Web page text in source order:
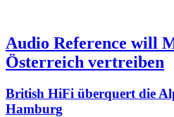
Audio Reference will
Österreich vertreiben
British HiFi überquert die
Hamburg